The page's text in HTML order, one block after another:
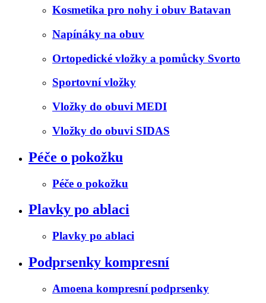
Kosmetika pro nohy i obuv Batavan
Napínáky na obuv
Ortopedické vložky a pomůcky Svorto
Sportovní vložky
Vložky do obuvi MEDI
Vložky do obuvi SIDAS
Péče o pokožku
Péče o pokožku
Plavky po ablaci
Plavky po ablaci
Podprsenky kompresní
Amoena kompresní podprsenky